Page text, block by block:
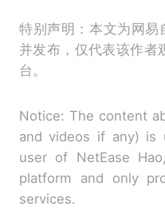
特别声明：本文为网易
并发布，仅代表该作者
台。
Notice: The content
and videos if any) is
user of NetEase
platform and only
services.